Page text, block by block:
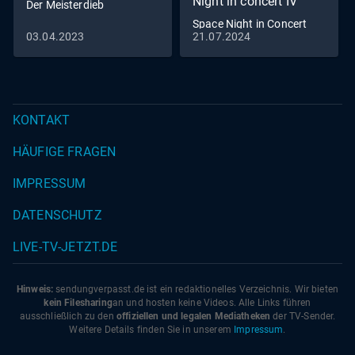
Der Meisterdieb
03.04.2023
Space Night in Concert
Vol. 4
21.07.2024
KONTAKT
HÄUFIGE FRAGEN
IMPRESSUM
DATENSCHUTZ
LIVE-TV-JETZT.DE
Hinweis: sendungverpasst.de ist ein redaktionelles Verzeichnis. Wir bieten
kein Filesharingan und hosten keine Videos. Alle Links führen
ausschließlich zu den offiziellen und legalen Mediatheken der TV-Sender.
Weitere Details finden Sie in unserem Impressum.